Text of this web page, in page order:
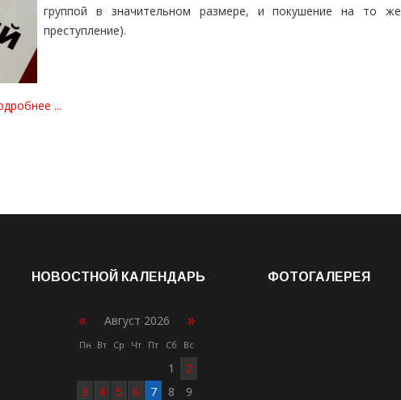
группой в значительном размере, и покушение на то же
преступление).
...
НОВОСТНОЙ КАЛЕНДАРЬ
« Август 2026 »
Пн Вт Ср Чт Пт Сб Вс
1
2
3
4 5 6 7 8 9
ФОТОГАЛЕРЕЯ